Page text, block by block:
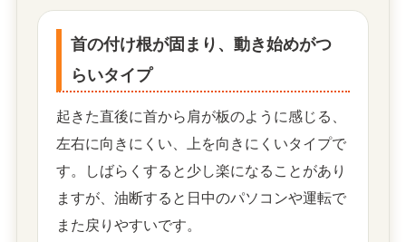
首の付け根が固まり、動き始めがつ
らいタイプ
起きた直後に首から肩が板のように感じる、
左右に向きにくい、上を向きにくいタイプで
す。しばらくすると少し楽になることがあり
ますが、油断すると日中のパソコンや運転で
また戻りやすいです。